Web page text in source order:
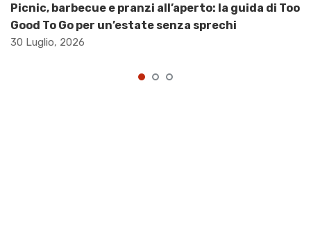
Picnic, barbecue e pranzi all’aperto: la guida di Too
Good To Go per un’estate senza sprechi
30 Luglio, 2026